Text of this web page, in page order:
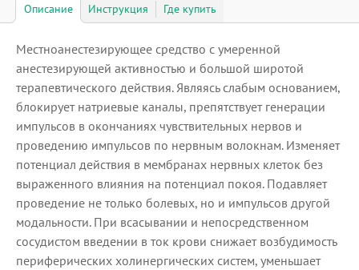
Описание Инструкция Где купить
Местноанестезирующее средство с умеренной
анестезирующей активностью и большой широтой
терапевтического действия. Являясь слабым основанием,
блокирует натриевые каналы, препятствует генерации
импульсов в окончаниях чувствительных нервов и
проведению импульсов по нервным волокнам. Изменяет
потенциал действия в мембранах нервных клеток без
выраженного влияния на потенциал покоя. Подавляет
проведение не только болевых, но и импульсов другой
модальности. При всасывании и непосредственном
сосудистом введении в ток крови снижает возбудимость
периферических холинергических систем, уменьшает